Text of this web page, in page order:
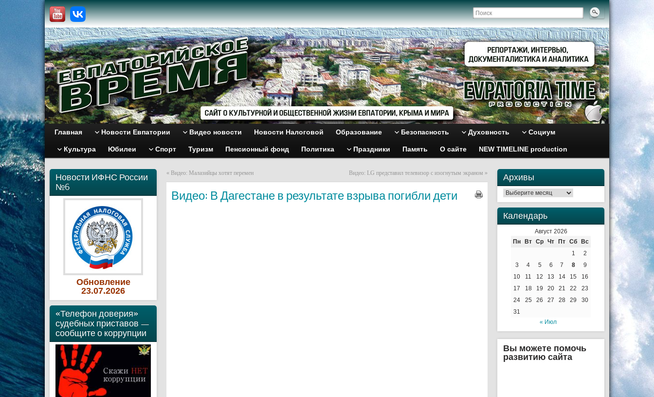
Главная Новости Евпатории Видео новости Новости Налоговой Образование Безопасность Духовность Социум
Культура Юбилеи Спорт Туризм Пенсионный фонд Политика Праздники Память О сайте NEW TIMELINE production
Новости ИФНС России
№6
Обновление
23.07.2026
«Телефон доверия»
судебных приставов —
сообщите о коррупции
« Видео: Малазийцы хотят перемен Видео: LG представил телевизор с изогнутым экраном »
Видео: В Дагестане в результате взрыва погибли дети
Архивы
Архивы
Календарь
Август 2026
Пн
Вт Ср Чт Пт Сб
Вс
1
2
3
4 5 6 7 8
9
10
11 12 13 14 15
16
17
18 19 20 21 22
23
24
25 26 27 28 29
30
31
« Июл
Вы можете помочь
развитию сайта